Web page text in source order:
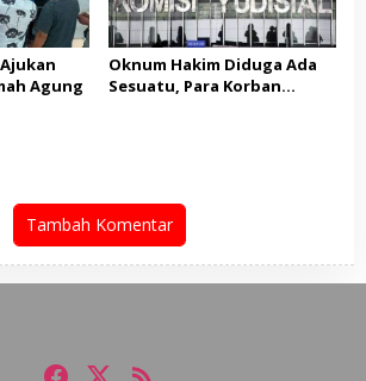
Agung
Oknum Hakim Diduga Ada
Sesuatu, Para Korban
Tambah Komentar